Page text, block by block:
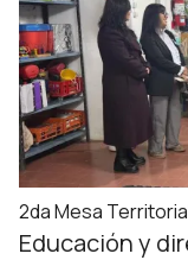
2da Mesa
Educación y